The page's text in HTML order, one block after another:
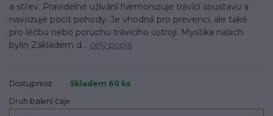
a střev. Pravidelné užívání harmonizuje trávící soustavu a
navozuje pocit pohody. Je vhodná pro prevenci, ale také
pro léčbu nebo poruchu trávicího ústrojí. Mystika našich
bylin Základem d... celý popis
Dostupnost
Skladem 60 ks
Druh balení čaje